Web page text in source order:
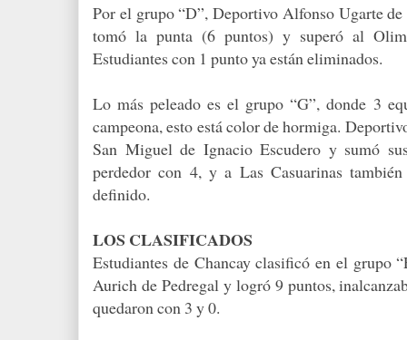
Por el grupo “D”, Deportivo Alfonso Ugarte
tomó la punta (6 puntos) y superó al
Estudiantes con 1 punto ya están eliminados.
Lo más peleado es el grupo “G”, donde 3
campeona, esto está color de hormiga.
San Miguel de Ignacio Escudero y sumó
perdedor con 4, y a Las Casuarinas
definido.
LOS CLASIFICADOS
Estudiantes de Chancay clasificó en el grupo
Aurich de Pedregal y logró 9 puntos,
quedaron con 3 y 0.